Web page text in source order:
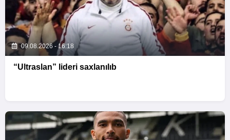
09.08.2026 - 16:18
“Ultraslan” lideri saxlanılıb